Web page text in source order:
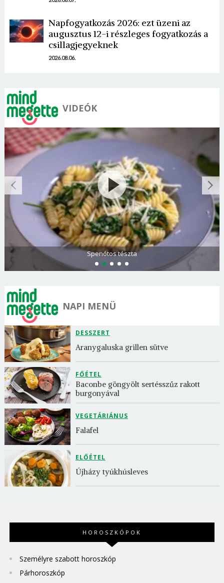
Napfogyatkozás 2026: ezt üzeni az
augusztus 12-i részleges fogyatkozás a
csillagjegyeknek
2026.08.06.
VIDEÓK
Spenótos tészta
NAPI MENÜ
DESSZERT
Aranygaluska grillen sütve
FŐÉTEL
Baconbe göngyölt sertésszűz rakott
burgonyával
VEGETÁRIÁNUS
Falafel
ELŐÉTEL
Újházy tyúkhúsleves
HOROSZKÓPOK
Személyre szabott horoszkóp
Párhoroszkóp